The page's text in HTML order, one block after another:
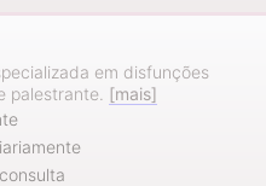
em disfunções
palestrante. [mais]